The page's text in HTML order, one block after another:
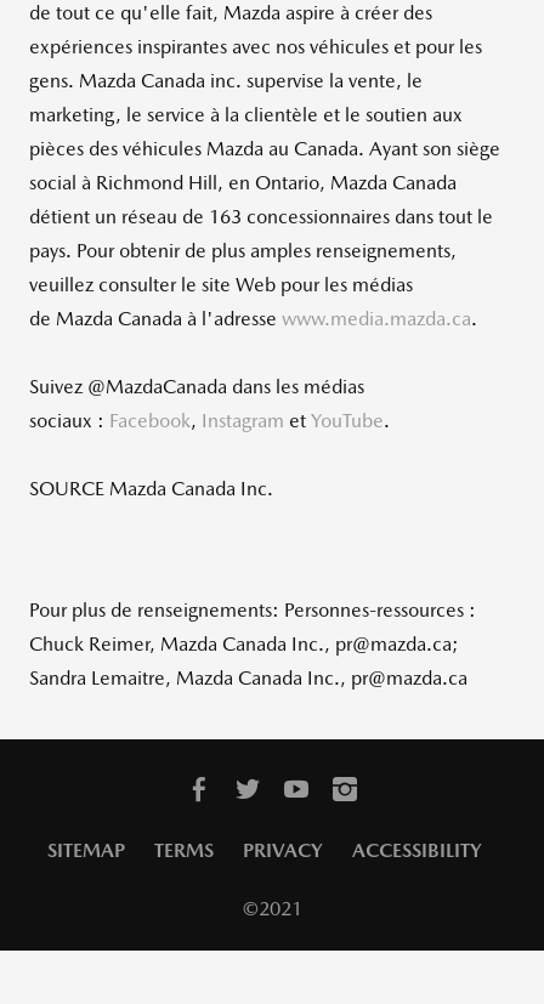
de tout ce qu'elle fait, Mazda aspire à créer des
expériences inspirantes avec nos véhicules et pour les
gens. Mazda Canada inc. supervise la vente, le
marketing, le service à la clientèle et le soutien aux
pièces des véhicules Mazda au Canada. Ayant son siège
social à Richmond Hill, en Ontario, Mazda Canada
détient un réseau de 163 concessionnaires dans tout le
pays. Pour obtenir de plus amples renseignements,
veuillez consulter le site Web pour les médias
de Mazda Canada à l'adresse www.media.mazda.ca.
Suivez @MazdaCanada dans les médias
sociaux : Facebook, Instagram et YouTube.
SOURCE Mazda Canada Inc.
Pour plus de renseignements: Personnes-ressources :
Chuck Reimer, Mazda Canada Inc., pr@mazda.ca;
Sandra Lemaitre, Mazda Canada Inc., pr@mazda.ca
SITEMAP TERMS PRIVACY ACCESSIBILITY
©2021